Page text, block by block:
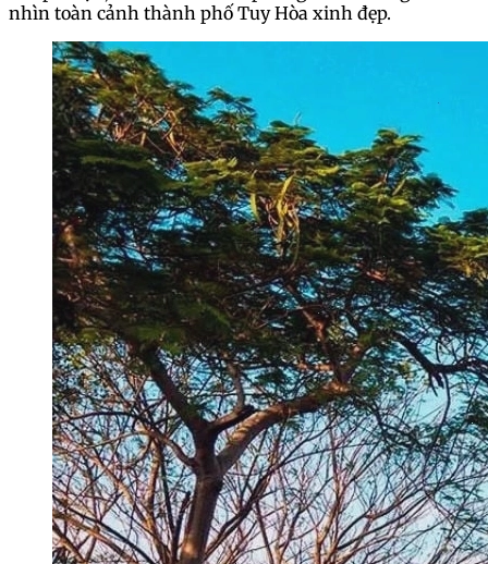
nhìn toàn cảnh thành phố Tuy Hòa xinh đẹp.